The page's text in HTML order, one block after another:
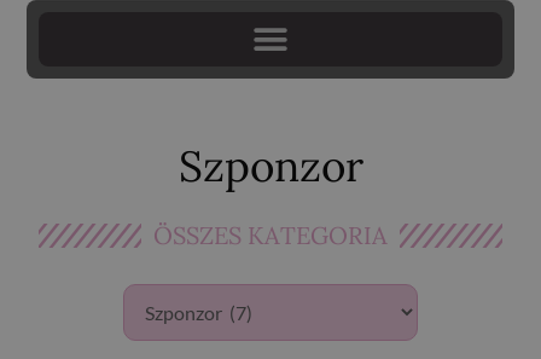
Szponzor
ÖSSZES KATEGORIA